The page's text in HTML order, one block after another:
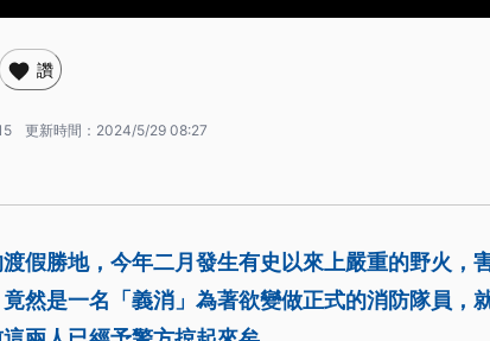
讚
更新時間： 2024/5/29 08:27
假勝地，今年二月發生有史以來上嚴重的野火，
然是一名「義消」為著欲變做正式的消防隊員，